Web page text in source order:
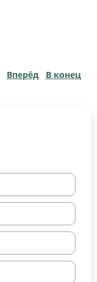
Вперёд В конец